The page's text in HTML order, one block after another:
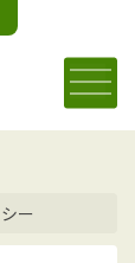
大
ー